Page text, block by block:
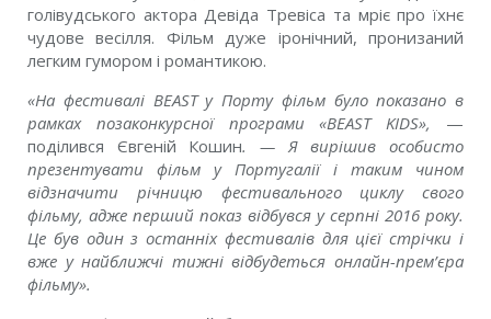
голівудського актора Девіда Тревіса та мріє про їхнє
чудове весілля. Фільм дуже іронічний, пронизаний
легким гумором і романтикою.
«На фестивалі BEAST у Порту фільм було показано в
рамках позаконкурсної програми «BEAST KIDS»,
—
поділився Євгеній Кошин. — Я вирішив особисто
презентувати фільм у Португалії і таким чином
відзначити річницю фестивального циклу свого
фільму, адже перший показ відбувся у серпні 2016 року.
Це був один з останніх фестивалів для цієї стрічки і
вже у найближчі тижні відбудеться онлайн-прем’єра
фільму».